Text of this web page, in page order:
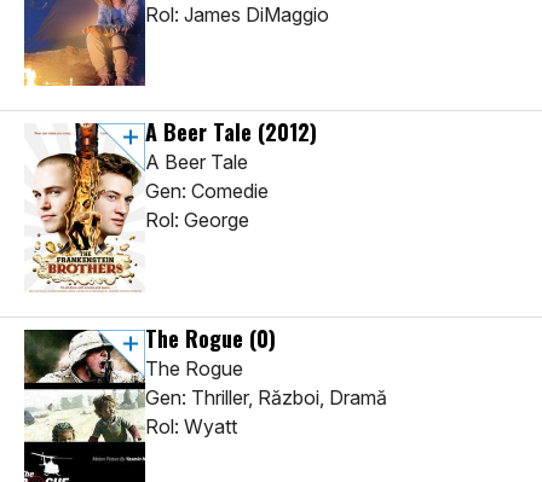
Rol: James DiMaggio
A Beer Tale (2012)
A Beer Tale
Gen: Comedie
Rol: George
The Rogue (0)
The Rogue
Gen: Thriller, Război, Dramă
Rol: Wyatt